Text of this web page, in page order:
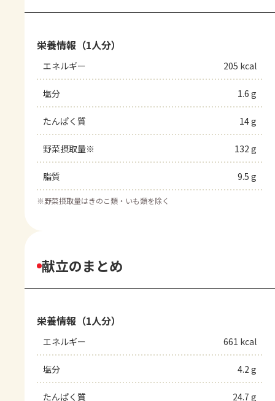
栄養情報（1人分）
エネルギー 205 kcal
塩分 1.6 g
たんぱく質 14 g
野菜摂取量※ 132 g
脂質 9.5 g
※野菜摂取量はきのこ類・いも類を除く
献立のまとめ
栄養情報（1人分）
エネルギー 661 kcal
塩分 4.2 g
たんぱく質 24.7 g